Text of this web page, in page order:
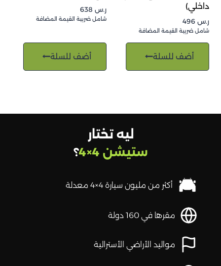
داخلي)
ر.س
شامل ضريبة القيمة المضافة
أضف للسلة
ر.س
شامل ضريبة القيمة المضافة
أضف للسلة
ليه تختار
ستيشن 4×4
؟
أكثر من مليون سيارة 4×4 معدلة
مقرها في 160 دولة
مواليد الأراضي الأسترالية